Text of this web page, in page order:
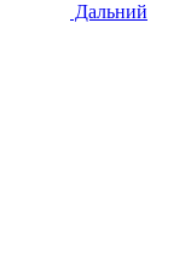
Дальний